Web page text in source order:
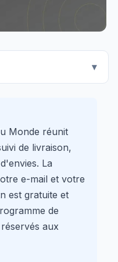
Monde réunit
de livraison,
La
e-mail et votre
est gratuite et
de
aux